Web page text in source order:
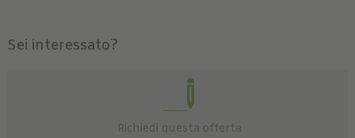
Sei interessato?
Richiedi questa offerta